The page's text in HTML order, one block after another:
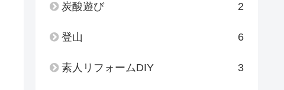
炭酸遊び 2
登山 6
素人リフォームDIY 3